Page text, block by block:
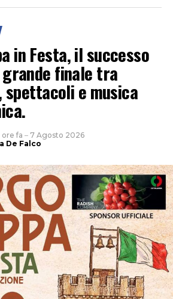
in Festa, il successo
finale tra
spettacoli e musica
ore fa – 7 Agosto 2026
De Falco